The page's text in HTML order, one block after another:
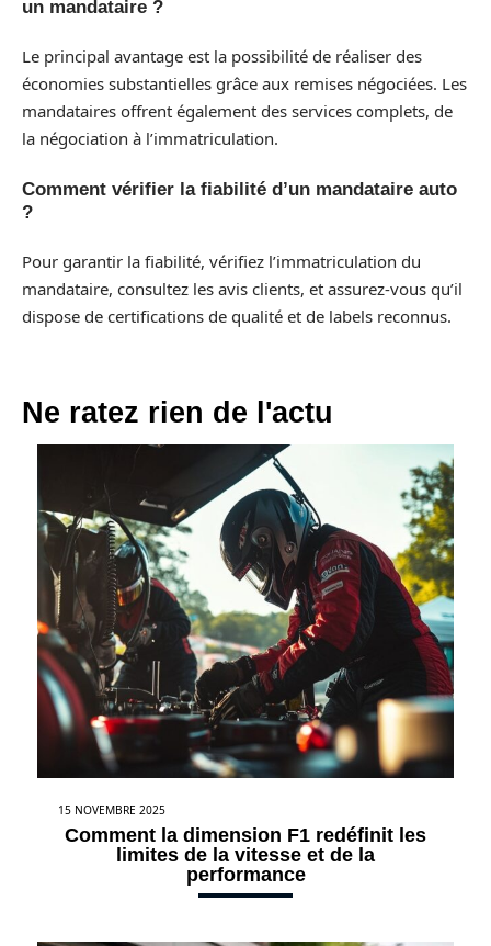
un mandataire ?
Le principal avantage est la possibilité de réaliser des
économies substantielles grâce aux remises négociées. Les
mandataires offrent également des services complets, de
la négociation à l’immatriculation.
Comment vérifier la fiabilité d’un mandataire auto
?
Pour garantir la fiabilité, vérifiez l’immatriculation du
mandataire, consultez les avis clients, et assurez-vous qu’il
dispose de certifications de qualité et de labels reconnus.
Ne ratez rien de l'actu
15 NOVEMBRE 2025
Comment la dimension F1 redéfinit les
limites de la vitesse et de la
performance